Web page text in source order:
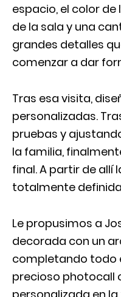
espacio, el color de
de la sala y una
grandes detalles
comenzar a dar
Tras esa visita,
personalizadas.
pruebas y
la familia,
final. A partir de
totalmente
Le propusimos a
decorada con un
completando todo
precioso photocall